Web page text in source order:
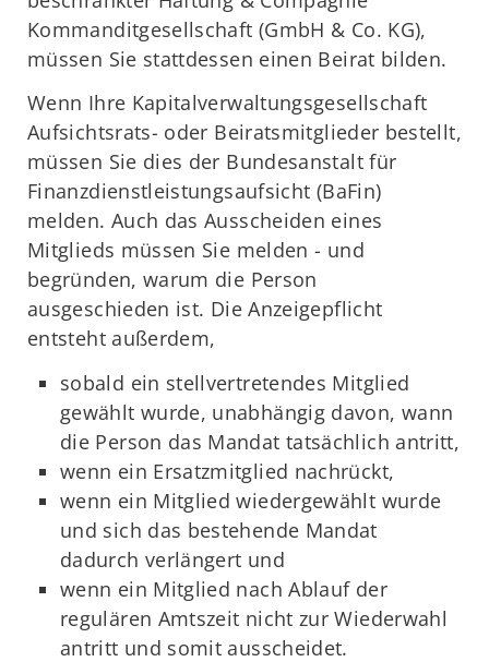
Kommanditgesellschaft (GmbH & Co. KG),
müssen Sie stattdessen einen Beirat bilden.
Wenn Ihre Kapitalverwaltungsgesellschaft
Aufsichtsrats- oder Beiratsmitglieder bestellt,
müssen Sie dies der Bundesanstalt für
Finanzdienstleistungsaufsicht (BaFin)
melden. Auch das Ausscheiden eines
Mitglieds müssen Sie melden - und
begründen, warum die Person
ausgeschieden ist. Die Anzeigepflicht
entsteht außerdem,
sobald ein stellvertretendes Mitglied
gewählt wurde, unabhängig davon, wann
die Person das Mandat tatsächlich antritt,
wenn ein Ersatzmitglied nachrückt,
wenn ein Mitglied wiedergewählt wurde
und sich das bestehende Mandat
dadurch verlängert und
wenn ein Mitglied nach Ablauf der
regulären Amtszeit nicht zur Wiederwahl
antritt und somit ausscheidet.